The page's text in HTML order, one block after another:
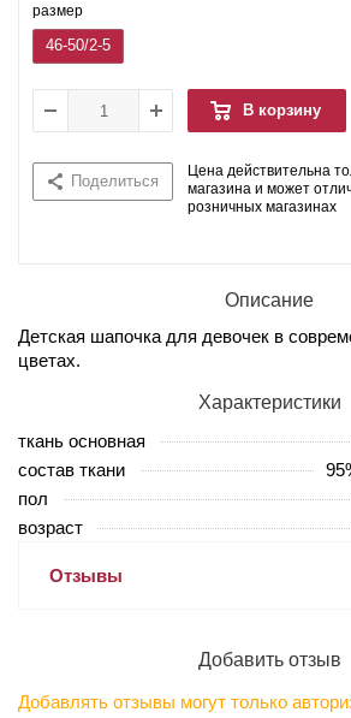
размер
46-50/2-5
В корзину
Поделиться
Цена действительна
магазина и может
розничных магазинах
Описание
Детская шапочка для девочек в
цветах.
Характеристики
ткань основная
состав ткани
пол
возраст
Отзывы
Добавить отзыв
Добавлять отзывы могут только